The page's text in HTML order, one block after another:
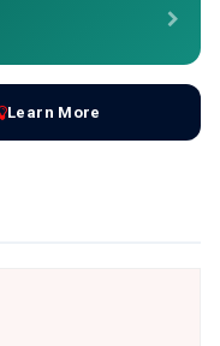
Learn More